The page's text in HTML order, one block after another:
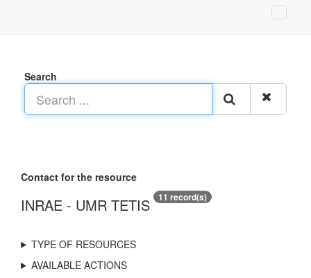
Search
Contact for the resource
INRAE - UMR TETIS 11 record(s)
TYPE OF RESOURCES
AVAILABLE ACTIONS